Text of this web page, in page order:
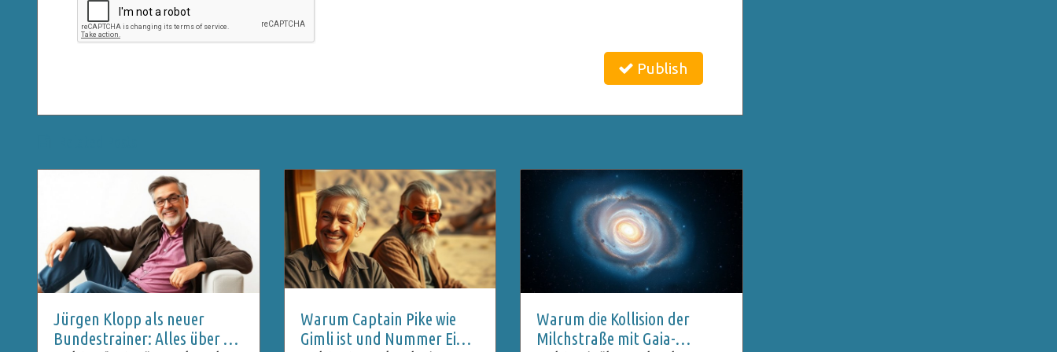
Publish
Jürgen Klopp als neuer
Bundestrainer: Alles über die
Warum Captain Pike wie
Gimli ist und Nummer Eins
Warum die Kollision der
Milchstraße mit Gaia-